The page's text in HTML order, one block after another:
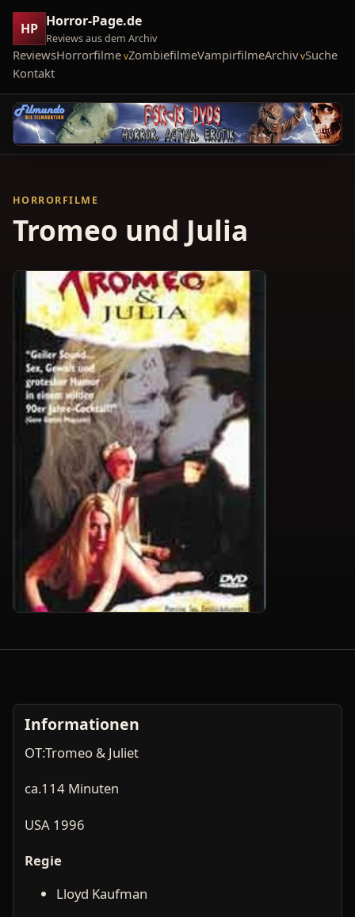
HP Horror-Page.de
Reviews aus dem Archiv
ReviewsHorrorfilme ZombiefilmeVampirfilmeArchiv Suche
Kontakt
HORRORFILME
Tromeo und Julia
Informationen
OT:Tromeo & Juliet
ca.114 Minuten
USA 1996
Regie
Lloyd Kaufman